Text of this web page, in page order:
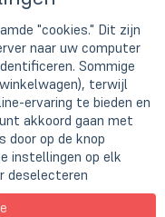
"cookies." Dit zijn
naar uw computer
Sommige
terwijl
ervaring te bieden en
akkoord gaan met
door op de knop
instellingen op elk
deselecteren